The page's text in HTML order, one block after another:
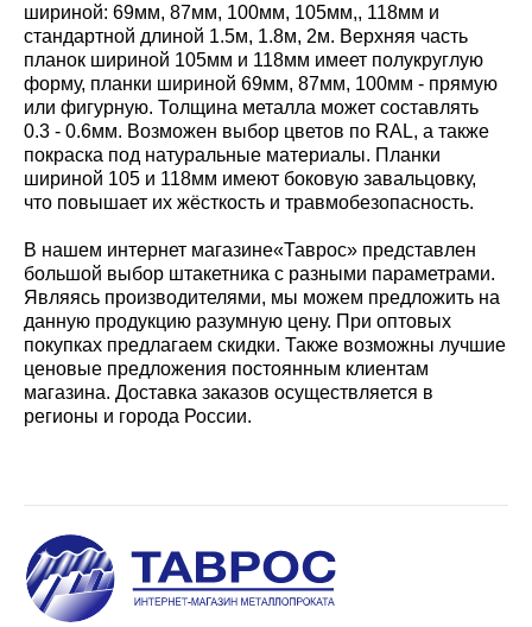
шириной: 69мм, 87мм, 100мм, 105мм,, 118мм и
стандартной длиной 1.5м, 1.8м, 2м. Верхняя часть
планок шириной 105мм и 118мм имеет полукруглую
форму, планки шириной 69мм, 87мм, 100мм - прямую
или фигурную. Толщина металла может составлять
0.3 - 0.6мм. Возможен выбор цветов по RAL, а также
покраска под натуральные материалы. Планки
шириной 105 и 118мм имеют боковую завальцовку,
что повышает их жёсткость и травмобезопасность.
В нашем интернет магазине«Таврос» представлен
большой выбор штакетника с разными параметрами.
Являясь производителями, мы можем предложить на
данную продукцию разумную цену. При оптовых
покупках предлагаем скидки. Также возможны лучшие
ценовые предложения постоянным клиентам
магазина. Доставка заказов осуществляется в
регионы и города России.